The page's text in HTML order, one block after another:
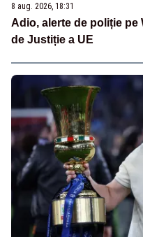
8 aug. 2026, 18:31
Adio, alerte de poliție pe
de Justiție a UE